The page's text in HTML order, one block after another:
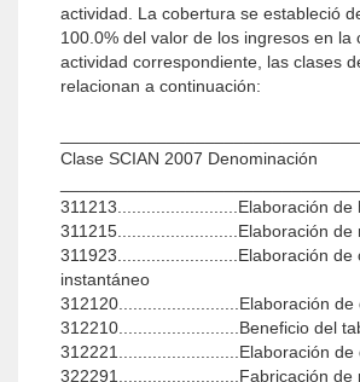
actividad. La cobertura se estableció
100.0% del valor de los ingresos en la
actividad correspondiente, las clases
relacionan a continuación:
Clase SCIAN 2007 Denominación
311213.........................Elaboración de
311215.........................Elaboración de
311923.........................Elaboración de
instantáneo
312120.........................Elaboración de
312210.........................Beneficio del
312221.........................Elaboración de
322291.........................Fabricación de